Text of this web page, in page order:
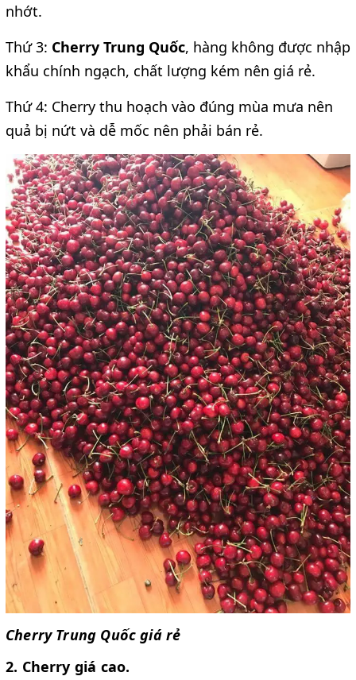
nhớt.
Thứ 3: Cherry Trung Quốc, hàng không được nhập
khẩu chính ngạch, chất lượng kém nên giá rẻ.
Thứ 4: Cherry thu hoạch vào đúng mùa mưa nên
quả bị nứt và dễ mốc nên phải bán rẻ.
Cherry Trung Quốc giá rẻ
2. Cherry giá cao.